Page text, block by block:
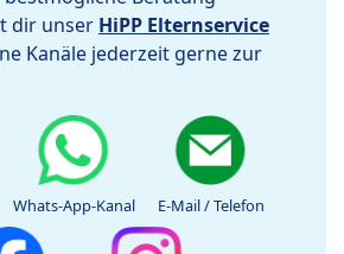
dir unser HiPP Elternservice
Kanäle jederzeit gerne zur
Whats-App-Kanal E-Mail / Telefon